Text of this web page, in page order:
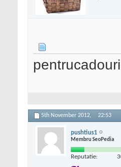
5th November 2012, 22:53
pushtius1
Membru SeoPedia
Reputatie: